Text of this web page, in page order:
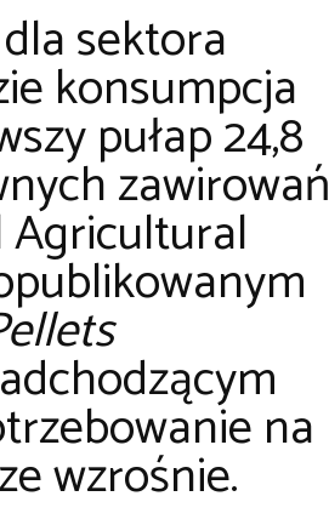
sektora
konsumpcja
pułap 24,8
zawirowań
Agricultural
na
wzrośnie.